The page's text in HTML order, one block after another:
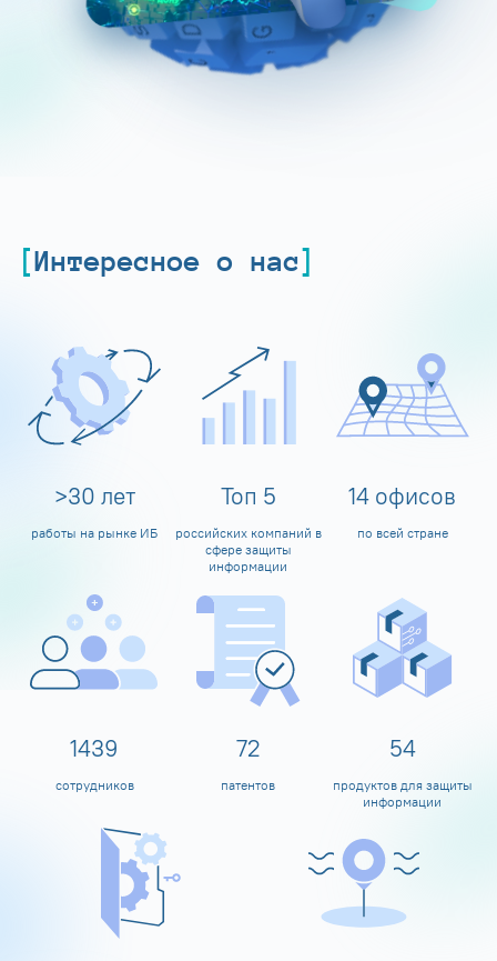
Интересное о нас
>30 лет
работы на рынке ИБ
Топ 5
российских компаний в
сфере защиты
информации
14 офисов
по всей стране
1598
сотрудников
80
патентов
60
продуктов для защиты
информации